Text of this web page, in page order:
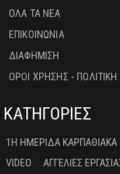
ΟΛΑ ΤΑ ΝΕΑ
ΕΠΙΚΟΙΝΩΝΙΑ
ΔΙΑΦΗΜΙΣΗ
ΟΡΟΙ ΧΡΗΣΗΣ -
ΚΑΤΗΓΟΡΙΕΣ
1Η ΗΜΕΡΊΔΑ ΚΑΡΠΑΘΙΑΚΆ
VIDEO
ΑΓΓΕΛΊΕΣ